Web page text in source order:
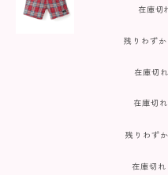
在庫切
残りわずか
在庫切れ
在庫切れ
残りわずか
在庫切れ